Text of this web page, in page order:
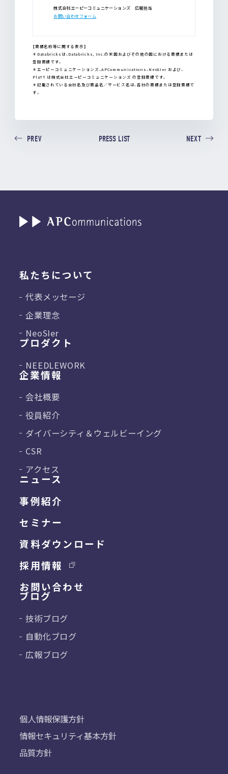
株式会社エーピーコミュニケーションズ 広報担当
お問い合わせフォーム
【商標名称等に関する表示】
＊Databricksは、Databricks, Inc.の米国およびその他の国における商標または
登録商標です。
＊エーピーコミュニケーションズ、APCommunications、NeoSIer および、
PlaTT は株式会社エーピーコミュニケーションズ の登録商標です。
＊記載されている会社名及び商品名／サービス名は、各社の商標または登録商標で
す。
PREV PRESS LIST NEXT
個人情報保護方針
情報セキュリティ基本方針
品質方針
ニュース
事例紹介
セミナー
資料ダウンロード
採用情報
お問い合わせ
私たちについて
代表メッセージ
企業理念
NeoSIer
プロダクト
NEEDLEWORK
企業情報
会社概要
役員紹介
ダイバーシティ＆ ウェルビーイング
CSR
アクセス
ブログ
技術ブログ
自動化ブログ
広報ブログ